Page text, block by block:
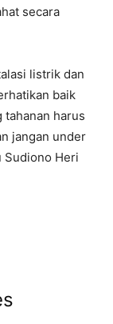
secara
listrik dan
baik
tahanan harus
jangan under
Sudiono Heri